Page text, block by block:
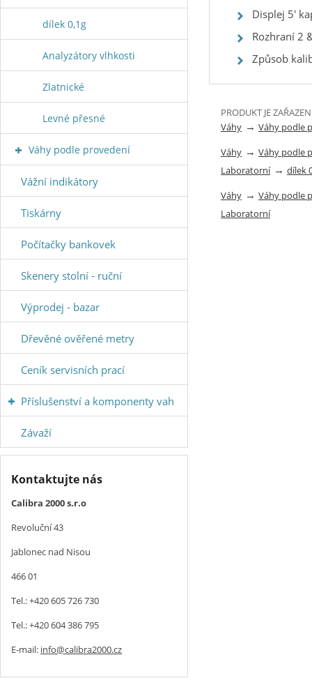
Displej 5'
Rozhraní 2
Způsob
PRODUKT JE
Váhy → Váhy podle
Váhy → Váhy podle
Laboratorní → dílek
Váhy → Váhy podle
Laboratorní
dílek 0,1g
Analyzátory vlhkosti
Zlatnické
Levné přesné
Váhy podle provedení
Vážní indikátory
Tiskárny
Počítačky bankovek
Skenery stolní - ruční
Výprodej - bazar
Dřevěné ověřené metry
Ceník servisních prací
Příslušenství a komponenty vah
Závaží
Kontaktujte nás
Calibra 2000 s.r.o
Revoluční 43
Jablonec nad Nisou
466 01
Tel.: +420 605 726 730
Tel.: +420 604 386 795
E-mail: info@calibra2000.cz